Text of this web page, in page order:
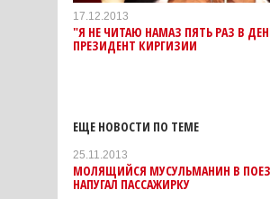
17.12.2013
"Я НЕ ЧИТАЮ НАМАЗ ПЯТЬ РАЗ В
ПРЕЗИДЕНТ КИРГИЗИИ
ЕЩЕ НОВОСТИ ПО ТЕМЕ
25.11.2013
МОЛЯЩИЙСЯ МУСУЛЬМАНИН В
НАПУГАЛ ПАССАЖИРКУ